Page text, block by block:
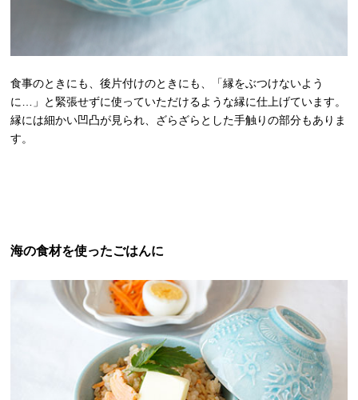
食事のときにも、後片付けのときにも、「縁をぶつけないよう
に…」と緊張せずに使っていただけるような縁に仕上げています。
縁には細かい凹凸が見られ、ざらざらとした手触りの部分もありま
す。
海の食材を使ったごはんに